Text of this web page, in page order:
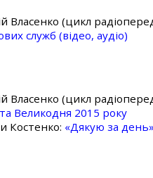
Власенко (цикл
служб (відео, аудіо)
Власенко (цикл
Великодня 2015 року
Костенко: «Дякую за день»